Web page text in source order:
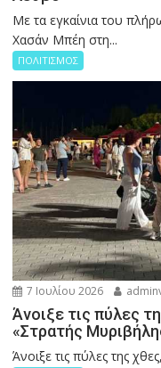
Με τα εγκαίνια του
Χασάν Μπέη στη...
ΠΟΛΙΤΙΣΜΟΣ
7 Ιουλίου 2026
Άνοιξε τις πύλες
«Στρατής
Άνοιξε τις πύλες της